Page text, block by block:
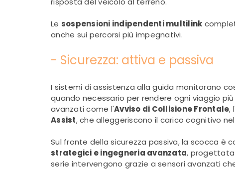
Le sospensioni indipendenti multilink
anche sui percorsi più impegnativi.
- Sicurezza: attiva e passiva
I sistemi di assistenza alla guida monitorano
quando necessario per rendere ogni viaggio
avanzati come l'Avviso di Collisione Frontale, l'
Assist, che alleggeriscono il carico cognitivo
Sul fronte della sicurezza passiva, la scocca è
strategici e ingegneria avanzata, progettata
serie intervengono grazie a sensori avanzati